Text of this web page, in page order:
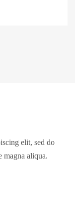
elit, sed do
magna aliqua.